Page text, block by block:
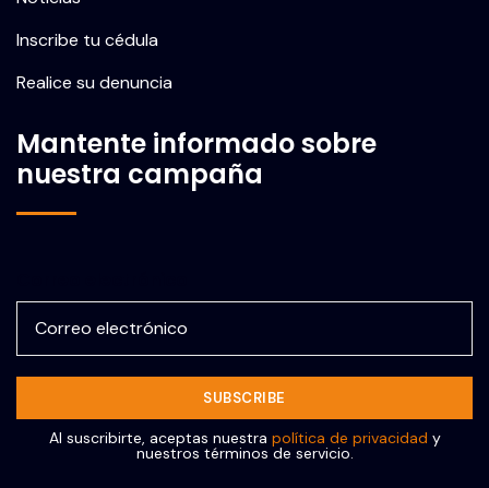
Inscribe tu cédula
Realice su denuncia
Mantente informado sobre
nuestra campaña
Al suscribirte, aceptas nuestra política de privacidad y
nuestros términos de servicio.